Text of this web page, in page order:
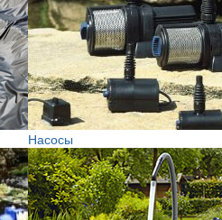
Насосы